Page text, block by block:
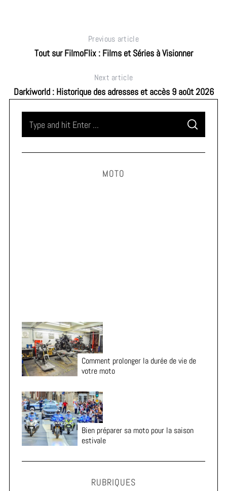
Previous article
Tout sur FilmoFlix : Films et Séries à Visionner
Next article
Darkiworld : Historique des adresses et accès 9 août 2026
S
A
C
MOTO
Comment prolonger la durée de vie de
votre moto
Bien préparer sa moto pour la saison
estivale
RUBRIQUES